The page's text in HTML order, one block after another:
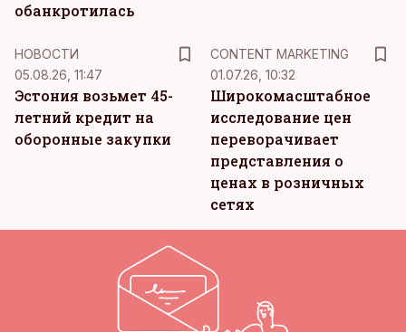
обанкротилась
НОВОСТИ
05.08.26, 11:47
Эстония возьмет 45-
летний кредит на
оборонные закупки
CONTENT MARKETING
01.07.26, 10:32
Широкомасштабное
исследование цен
переворачивает
представления о
ценах в розничных
сетях